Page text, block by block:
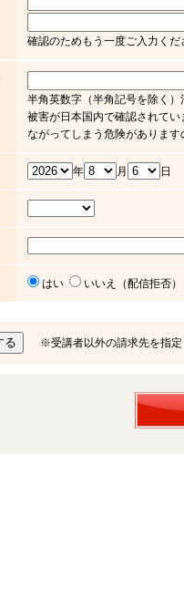
確認のためもう一度ご入力くだ
半角英数字（半角記号を除く
被害が日本国内で確認されて
ながってしまう危険がありま
年 月 日
はい いいえ（配信拒否）
※受講者以外の請求先を指定